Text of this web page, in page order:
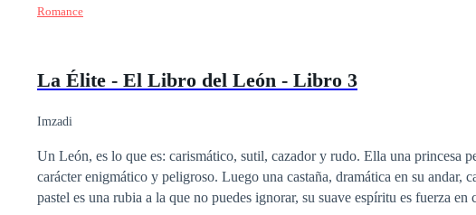
entre cruzan, dando a sus mundos, el misterio suficiente para lanzarse a
Romance
La Élite - El Libro del León - Libro 3
Imzadi
Un León, es lo que es: carismático, sutil, cazador y rudo. Ella una princesa
carácter enigmático y peligroso. Luego una castaña, dramática en su andar,
pastel es una rubia a la que no puedes ignorar, su suave espíritu es fuerza